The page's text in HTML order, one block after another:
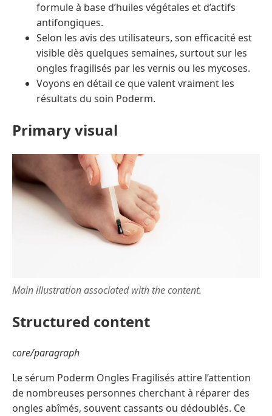
formule à base d’huiles végétales et d’actifs
antifongiques.
Selon les avis des utilisateurs, son efficacité est
visible dès quelques semaines, surtout sur les
ongles fragilisés par les vernis ou les mycoses.
Voyons en détail ce que valent vraiment les
résultats du soin Poderm.
Primary visual
Main illustration associated with the content.
Structured content
core/paragraph
Le sérum Poderm Ongles Fragilisés attire l’attention
de nombreuses personnes cherchant à réparer des
ongles abîmés, souvent cassants ou dédoublés. Ce